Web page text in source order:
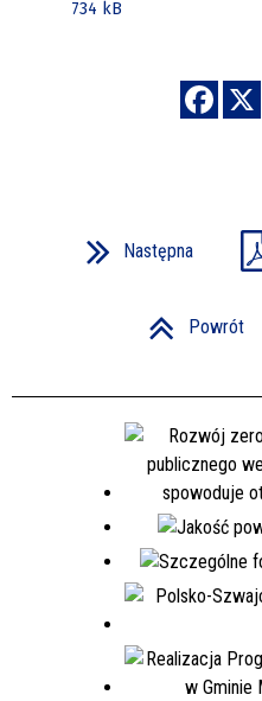
734 kB
Następna
Powrót